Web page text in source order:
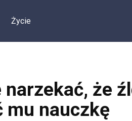
Życie
że
mu nauczkę